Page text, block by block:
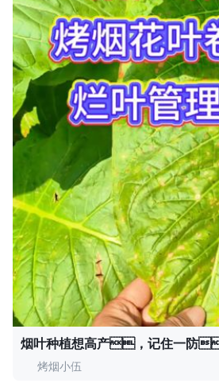
烟叶种植想高产，记住一防
固！
烤烟小伍